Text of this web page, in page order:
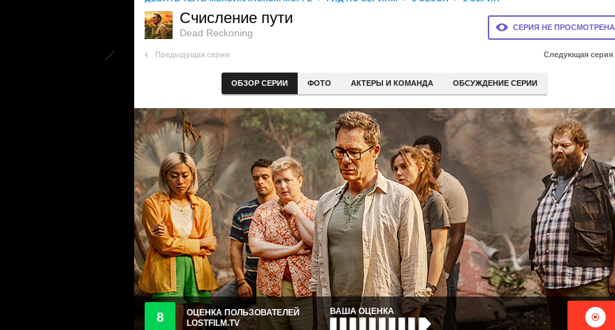
СЕРИЯ НЕ ПРОСМОТРЕНА
Счисление пути
Dead Reckoning
Предыдущая серия Следующая серия
ОБЗОР СЕРИИ ФОТО АКТЕРЫ И КОМАНДА ОБСУЖДЕНИЕ СЕРИИ
8
ОЦЕНКА ПОЛЬЗОВАТЕЛЕЙ
LOSTFILM.TV
ВАША ОЦЕНКА